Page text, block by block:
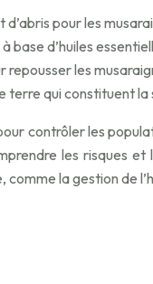
d’abris pour les
base d’huiles
repousser les
terre qui constituent
contrôler les
les risques
la gestion de